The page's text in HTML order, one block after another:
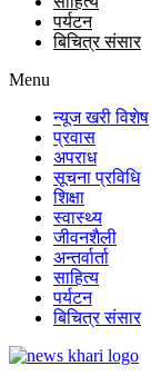
पर्यटन
बिचित्र संसार
Menu
न्यूज खरी विशेष
प्रवास
अपराध
सूचना प्रविधि
शिक्षा
स्वास्थ्य
जीवनशैली
अन्तर्वार्ता
साहित्य
पर्यटन
बिचित्र संसार